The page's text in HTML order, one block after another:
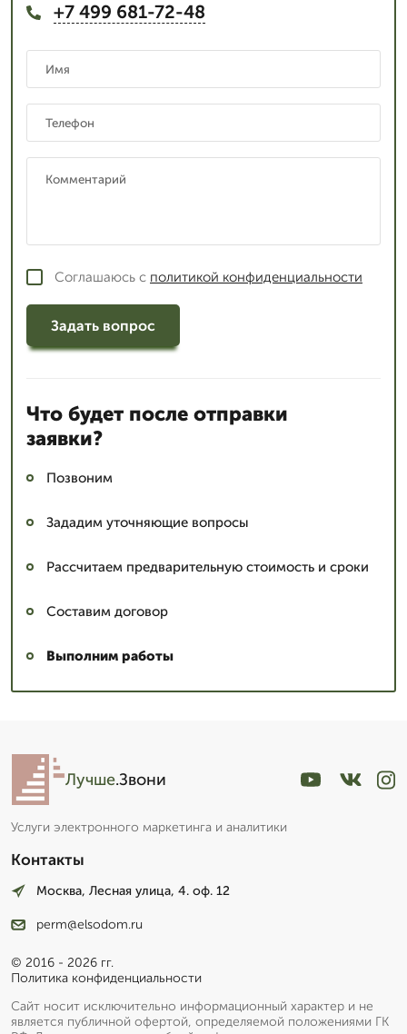
+7 499 681-72-48
Соглашаюсь с политикой конфиденциальности
Задать вопрос
Что будет после отправки
заявки?
Позвоним
Зададим уточняющие вопросы
Рассчитаем предварительную стоимость и сроки
Составим договор
Выполним работы
Лучше.Звони
Услуги электронного маркетинга и аналитики
Контакты
Москва, Лесная улица, 4. оф. 12
perm@elsodom.ru
© 2016 - 2026 гг.
Политика конфиденциальности
Сайт носит исключительно информационный характер и не
является публичной офертой, определяемой положениями ГК